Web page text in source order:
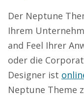
Der Neptune
Ihrem
and Feel Ihrer
oder die
Designer ist
Neptune Theme